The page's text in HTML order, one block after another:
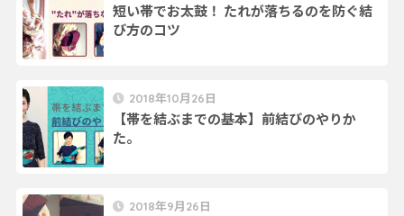
短い帯でお太鼓！ たれが落ちるのを防ぐ結
び方のコツ
2018年10月26日
【帯を結ぶまでの基本】前結びのやりか
た。
2018年9月26日